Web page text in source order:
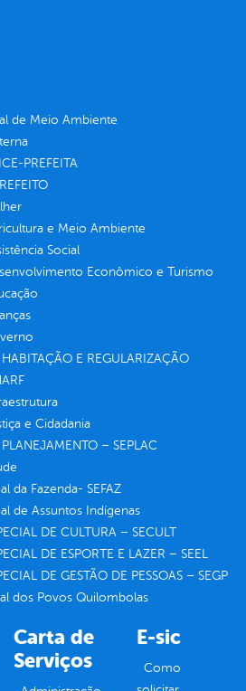
de Meio Ambiente
PREFEITA
e Meio Ambiente
Social
Econômico e Turismo
HABITAÇÃO E REGULARIZAÇÃO
e Cidadania
– SEPLAC
da Fazenda- SEFAZ
de Assuntos Indígenas
DE CULTURA – SECULT
DE ESPORTE E LAZER – SEEL
DE GESTÃO DE PESSOAS – SEGP
dos Povos Quilombolas
Carta de
Serviços
E-sic
Como